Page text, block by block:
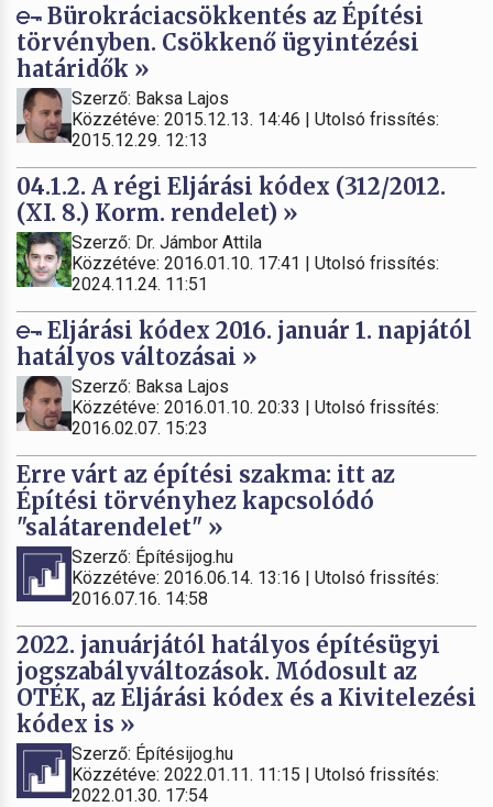
Bürokráciacsökkentés az Építési
törvényben. Csökkenő ügyintézési
határidők »
Szerző: Baksa Lajos
Közzétéve: 2015.12.13. 14:46 | Utolsó frissítés:
2015.12.29. 12:13
04.1.2. A régi Eljárási kódex (312/2012.
(XI. 8.) Korm. rendelet) »
Szerző: Dr. Jámbor Attila
Közzétéve: 2016.01.10. 17:41 | Utolsó frissítés:
2024.11.24. 11:51
Eljárási kódex 2016. január 1. napjától
hatályos változásai »
Szerző: Baksa Lajos
Közzétéve: 2016.01.10. 20:33 | Utolsó frissítés:
2016.02.07. 15:23
Erre várt az építési szakma: itt az
Építési törvényhez kapcsolódó
"salátarendelet" »
Szerző: Építésijog.hu
Közzétéve: 2016.06.14. 13:16 | Utolsó frissítés:
2016.07.16. 14:58
2022. januárjától hatályos építésügyi
jogszabályváltozások. Módosult az
OTÉK, az Eljárási kódex és a Kivitelezési
kódex is »
Szerző: Építésijog.hu
Közzétéve: 2022.01.11. 11:15 | Utolsó frissítés:
2022.01.30. 17:54